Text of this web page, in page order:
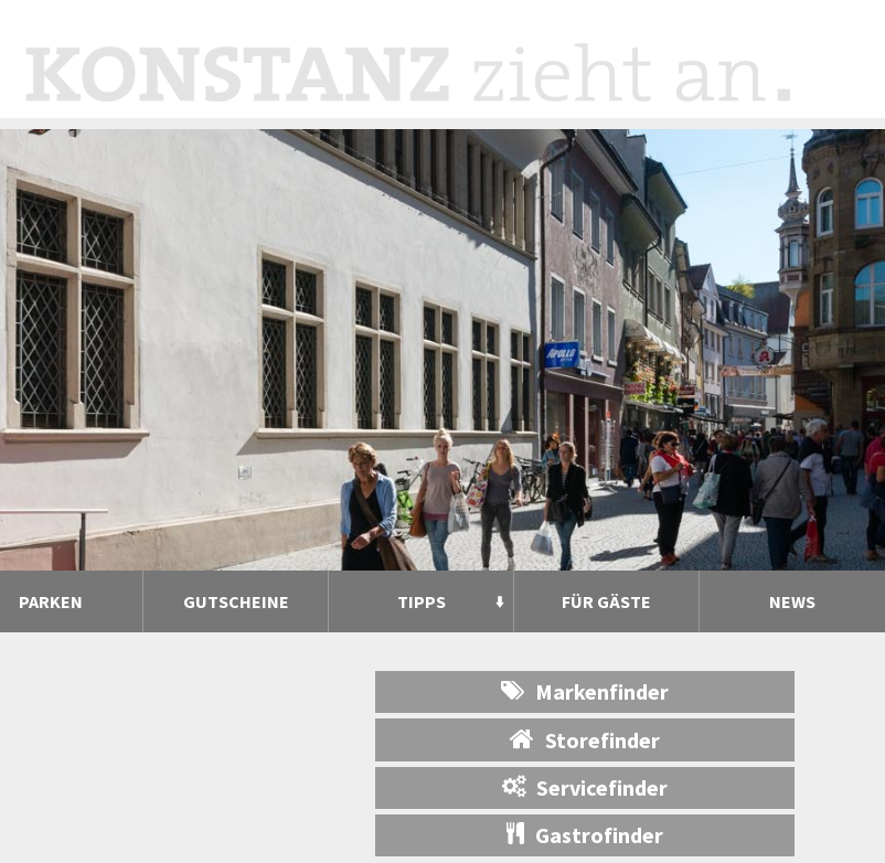
PARKEN GUTSCHEINE TIPPS FÜR GÄSTE NEWS
Markenfinder
Storefinder
Servicefinder
Gastrofinder